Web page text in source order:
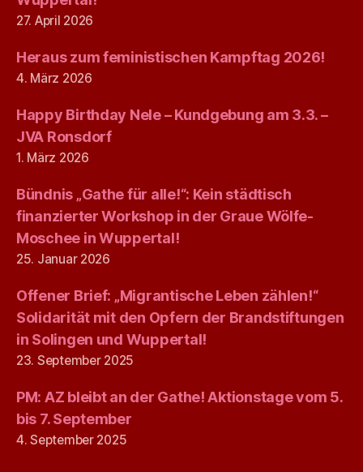
27. April 2026
Heraus zum feministischen Kampftag 2026!
4. März 2026
Happy Birthday Nele – Kundgebung am 3.3. –
JVA Ronsdorf
1. März 2026
Bündnis „Gathe für alle!“: Kein städtisch
finanzierter Workshop in der Graue Wölfe-
Moschee in Wuppertal!
25. Januar 2026
Offener Brief: „Migrantische Leben zählen!“
Solidarität mit den Opfern der Brandstiftungen
in Solingen und Wuppertal!
23. September 2025
PM: AZ bleibt an der Gathe! Aktionstage vom 5.
bis 7. September
4. September 2025